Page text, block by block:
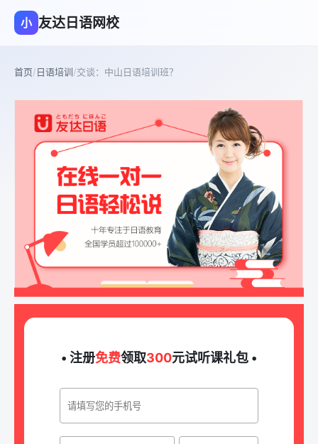
小 友达日语网校
首页/日语培训/交谈：中山日语培训班？
• 注册免费领取300元试听课礼包 •